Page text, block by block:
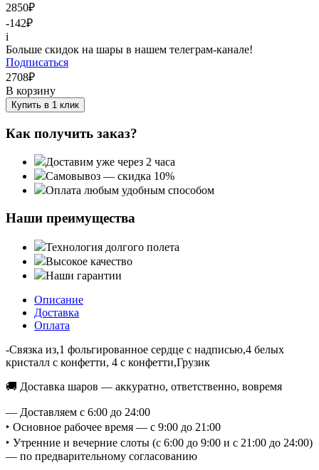
2850₽
-142₽
i
Больше скидок на шары в нашем телеграм-канале!
Подписаться
2708₽
В корзину
Купить в 1 клик
Как получить заказ?
Доставим уже через 2 часа
Самовывоз — скидка 10%
Оплата любым удобным способом
Наши преимущества
Технология долгого полета
Высокое качество
Наши гарантии
Описание
Доставка
Оплата
-Связка из,1 фольгированное сердце с надписью,4 белых
кристалл с конфетти, 4 с конфетти,Грузик
🚚 Доставка шаров — аккуратно, ответственно, вовремя
— Доставляем с 6:00 до 24:00
‣ Основное рабочее время — с 9:00 до 21:00
‣ Утренние и вечерние слоты (с 6:00 до 9:00 и с 21:00 до 24:00)
— по предварительному согласованию